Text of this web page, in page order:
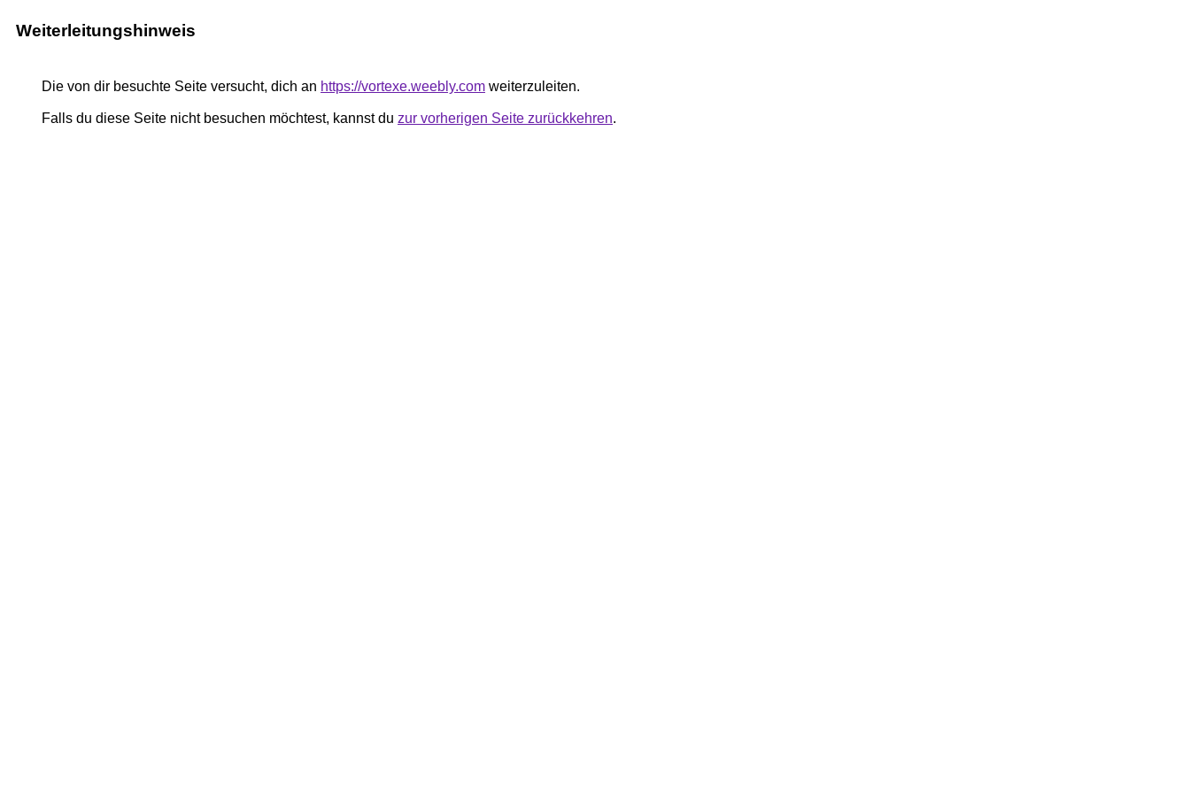
Weiterleitungshinweis
Die von dir besuchte Seite versucht, dich an https://vortexe.weebly.com weiterzuleiten.
Falls du diese Seite nicht besuchen möchtest, kannst du zur vorherigen Seite zurückkehren.